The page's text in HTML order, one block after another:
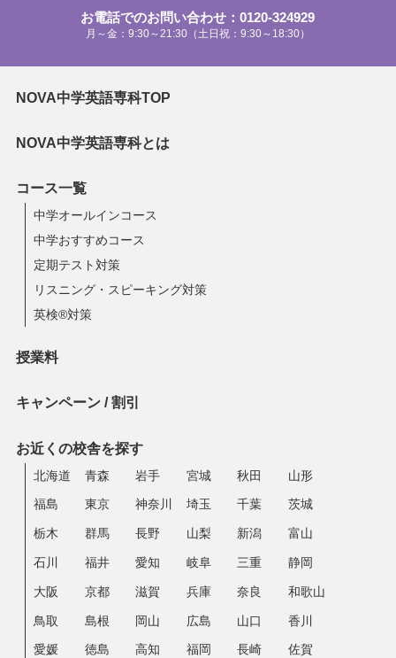
お電話でのお問い合わせ：0120-324929
月～金：9:30～21:30（土日祝：9:30～18:30）
NOVA中学英語専科TOP
NOVA中学英語専科とは
コース一覧
中学オールインコース
中学おすすめコース
定期テスト対策
リスニング・スピーキング対策
英検®対策
授業料
キャンペーン / 割引
お近くの校舎を探す
北海道 青森 岩手 宮城 秋田 山形
福島 東京 神奈川 埼玉 千葉 茨城
栃木 群馬 長野 山梨 新潟 富山
石川 福井 愛知 岐阜 三重 静岡
大阪 京都 滋賀 兵庫 奈良 和歌山
鳥取 島根 岡山 広島 山口 香川
愛媛 徳島 高知 福岡 長崎 佐賀